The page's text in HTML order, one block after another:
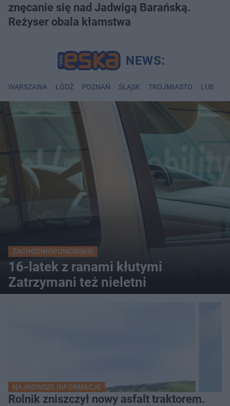
znęcanie się nad Jadwigą Barańską.
Reżyser obala kłamstwa
WARSZAWA ŁÓDŹ POZNAŃ ŚLĄSK TRÓJMIASTO LUBLIN
ZACHODNIOPOMORSKIE
16-latek z ranami kłutymi
Zatrzymani też nieletni
NAJNOWSZE INFORMACJE
Rolnik zniszczył nowy asfalt traktorem.